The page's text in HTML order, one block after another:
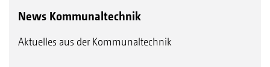
Liegewiesen oder Campingplätzen erlauben
News Kommunaltechnik
Aktuelles aus der Kommunaltechnik